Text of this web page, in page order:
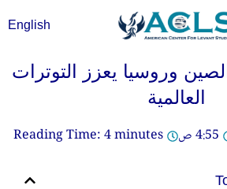
English
وروسيا يعزز التوترات
العالمية
4:55 ص Reading Time:4minutes